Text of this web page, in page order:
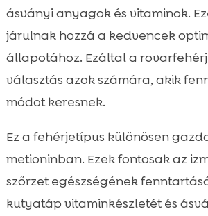
ásványi anyagok és vitaminok.
járulnak hozzá a kedvencek
állapotához. Ezáltal a
választás azok számára, akik
módot keresnek.
Ez a fehérjetípus különösen
metioninban. Ezek fontosak az
szőrzet egészségének
kutyatáp vitaminkészletét és